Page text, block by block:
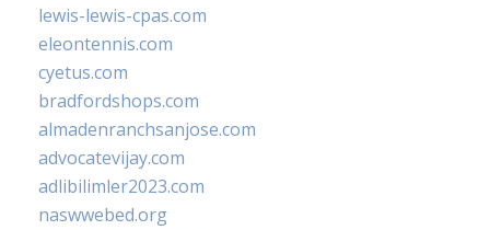
lewis-lewis-cpas.com
eleontennis.com
cyetus.com
bradfordshops.com
almadenranchsanjose.com
advocatevijay.com
adlibilimler2023.com
naswwebed.org